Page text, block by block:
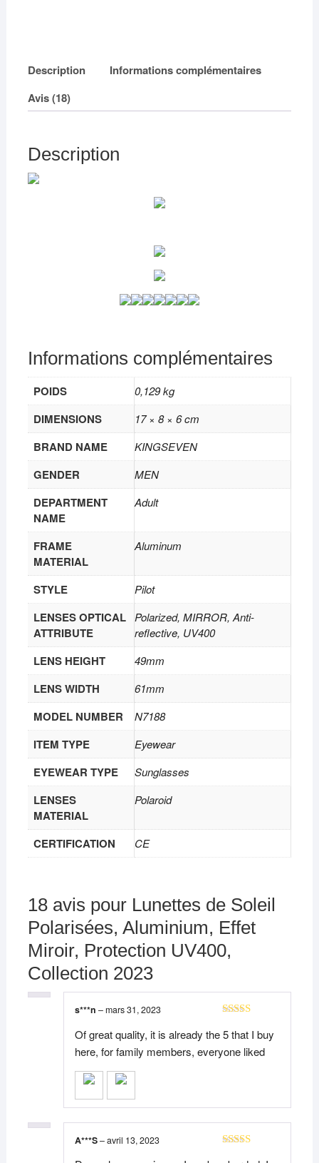
Description
Informations complémentaires
Avis (18)
Description
Informations complémentaires
POIDS 0,129 kg
DIMENSIONS 17 × 8 × 6 cm
BRAND NAME KINGSEVEN
GENDER MEN
DEPARTMENT
NAME
Adult
FRAME
MATERIAL
Aluminum
STYLE Pilot
LENSES OPTICAL
ATTRIBUTE
Polarized, MIRROR, Anti-
reflective, UV400
LENS HEIGHT 49mm
LENS WIDTH 61mm
MODEL NUMBER N7188
ITEM TYPE Eyewear
EYEWEAR TYPE Sunglasses
LENSES
MATERIAL
Polaroid
CERTIFICATION CE
18 avis pour Lunettes de Soleil
Polarisées, Aluminium, Effet
Miroir, Protection UV400,
Collection 2023
s***n –mars 31, 2023
Of great quality, it is already the 5 that I buy
here, for family members, everyone liked
A***S–avril 13, 2023